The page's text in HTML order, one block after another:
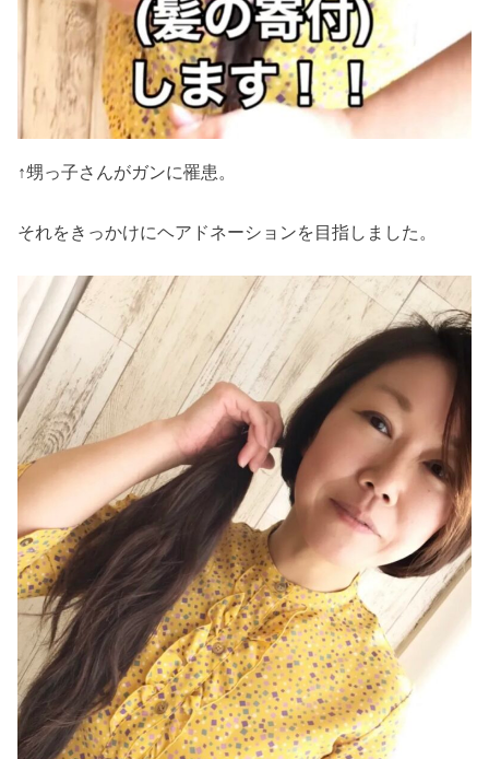
↑甥っ子さんがガンに罹患。
それをきっかけにヘアドネーションを目指しました。